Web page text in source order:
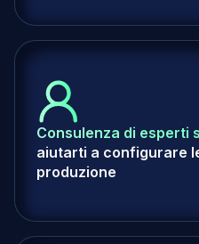
Consulenza di esperti
aiutarti a configurare
produzione